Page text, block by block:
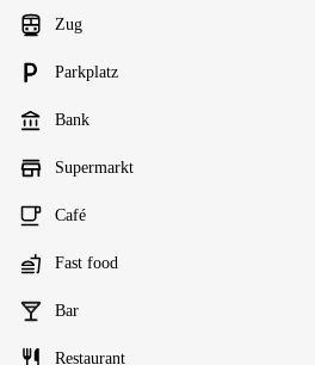
Zug
Parkplatz
Bank
Supermarkt
Café
Fast food
Bar
Restaurant